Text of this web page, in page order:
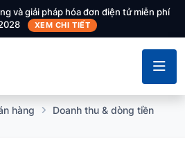
và giải pháp hóa đơn điện tử miễn phí
XEM CHI TIẾT
hàng
Doanh thu & dòng tiền